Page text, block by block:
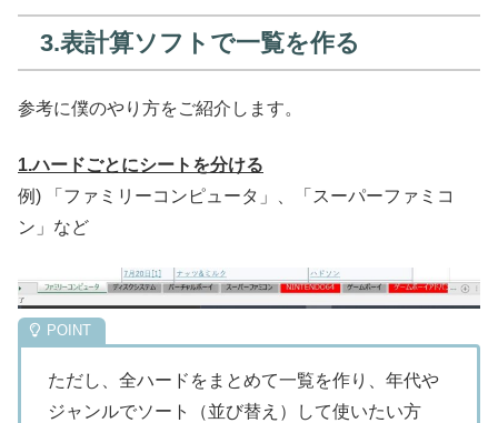
3.表計算ソフトで一覧を作る
参考に僕のやり方をご紹介します。
1.ハードごとにシートを分ける
例) 「ファミリーコンピュータ」、「スーパーファミコ
ン」など
ただし、全ハードをまとめて一覧を作り、年代や
ジャンルでソート（並び替え）して使いたい方